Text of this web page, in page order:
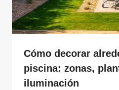
Cómo decorar
piscina: zonas,
iluminación